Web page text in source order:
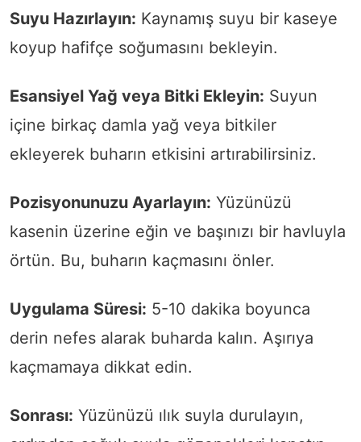
Suyu Hazırlayın: Kaynamış suyu bir kaseye
koyup hafifçe soğumasını bekleyin.
Esansiyel Yağ veya Bitki Ekleyin: Suyun
içine birkaç damla yağ veya bitkiler
ekleyerek buharın etkisini artırabilirsiniz.
Pozisyonunuzu Ayarlayın: Yüzünüzü
kasenin üzerine eğin ve başınızı bir havluyla
örtün. Bu, buharın kaçmasını önler.
Uygulama Süresi: 5-10 dakika boyunca
derin nefes alarak buharda kalın. Aşırıya
kaçmamaya dikkat edin.
Sonrası: Yüzünüzü ılık suyla durulayın,